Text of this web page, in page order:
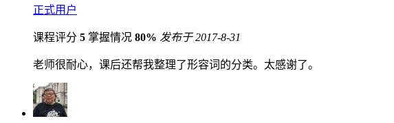
正式用户
课程评分 5 掌握情况 80% 发布于 2017-8-31
老师很耐心，课后还帮我整理了形容词的分类。太感谢了。